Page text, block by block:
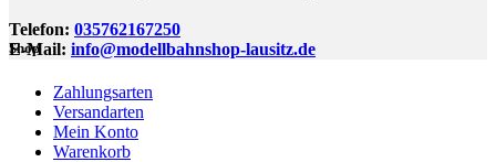
Telefon: 035762167250
E-Mail: info@modellbahnshop-lausitz.de
Shop
Zahlungsarten
Versandarten
Mein Konto
Warenkorb